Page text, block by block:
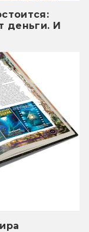
деньги. И